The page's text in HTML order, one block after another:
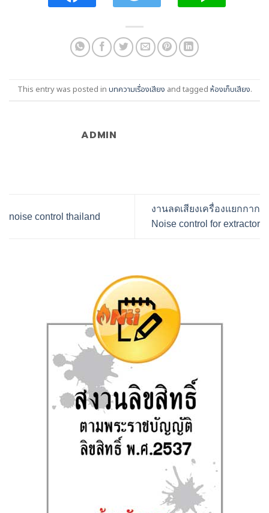
This entry was posted in บทความเรื่องเสียง and tagged ห้องเก็บเสียง.
ADMIN
noise control thailand
งานลดเสียงเครื่องแยกกาก
Noise control for extractor